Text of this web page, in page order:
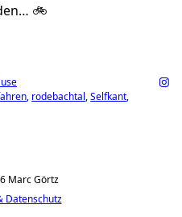
🚲
rodebachtal Selfkant
Marc Görtz
Datenschutz